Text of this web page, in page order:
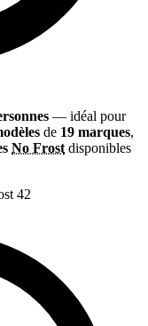
— idéal pour
de 19 marques,
No Frost disponibles
42